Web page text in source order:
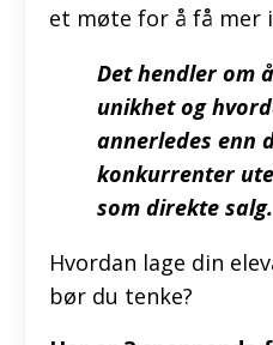
et møte for å få mer
Det hendler om
unikhet og
annerledes enn
konkurrenter
som direkte salg.
Hvordan lage din
bør du tenke?